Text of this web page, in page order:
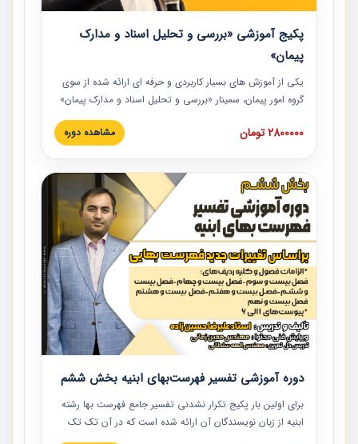
پکیج آموزشی «بررسی و تحلیل اسناد و مدارک
پیمان»
یکی از آموزش‏‏‏‏‏‏ های بسیار کاربردی و حرفه‏ ای ارائه شده از سوی
گروه امور پیمان، سمینار «بررسی و تحلیل اسناد و مدارک پیمان»
است که در دانشگاه صنعتی شریف ارائه شد. در این آموزش
نکات کلیدی مربوط به اسناد و مدارک پیمان، اولویت بندی اسناد
پیمان به همراه تجربیات عملی در این خصوص ارائه شده است.
2800000 تومان مشاهده دوره
دوره آموزشی تفسیر فهرست‌بهای ابنیه بخش ششم
برای اولین بار پکیج تکرار نشدنی تفسیر جامع فهرست بها رشته
ابنیه از زبان نویسندگان آن ارائه شده است که در آن تک تک
ردیف ها و مطالب فهرست بها تفسیر و ارائه شده است. این